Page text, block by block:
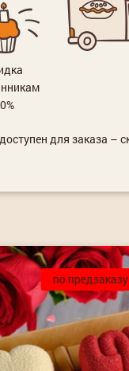
для заказа –
по предзаказу